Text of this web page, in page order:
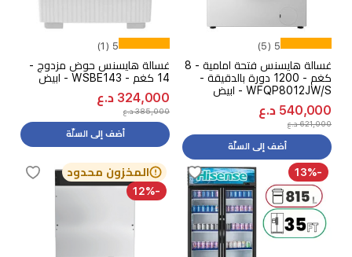
5 (5)
غسالة هايسنس فتحة امامية - 8
كغم - 1200 دورة بالدقيقة -
WFQP8012JW/S - ابيض
540,000 د.ع
621,000 د.ع
أضف إلى السلّة
5 (1)
غسالة هايسنس حوض مزدوج -
14 كغم - WSBE143 - ابيض
324,000 د.ع
385,000 د.ع
أضف إلى السلّة
-13%
المخزون محدود
-12%